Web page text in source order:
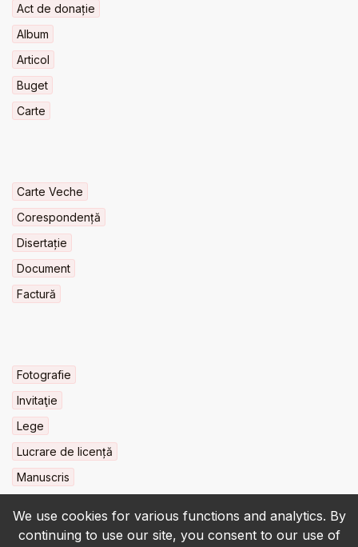
We use cookies for various functions and analytics. By
continuing to use our site, you consent to our use of
Act de donație
Album
Articol
Buget
Carte
Carte Veche
Corespondență
Disertație
Document
Factură
Fotografie
Invitaţie
Lege
Lucrare de licență
Manuscris